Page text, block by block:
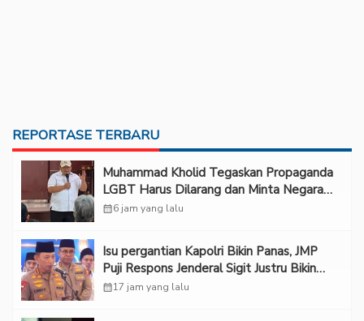
REPORTASE TERBARU
Muhammad Kholid Tegaskan Propaganda
LGBT Harus Dilarang dan Minta Negara
Melindungi Korban
calendar_month6 jam yang lalu
Isu pergantian Kapolri Bikin Panas, JMP
Puji Respons Jenderal Sigit Justru Bikin
“Adem”
calendar_month17 jam yang lalu